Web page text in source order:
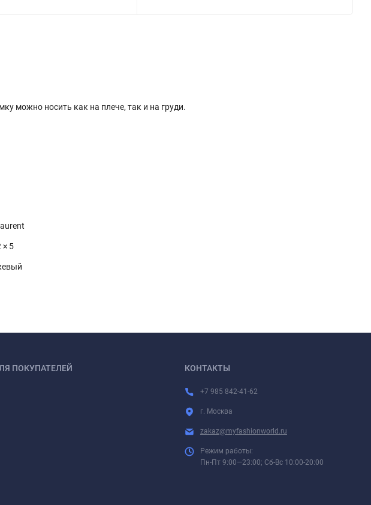
можно носить как на плече, так и на груди.
× 5
ПОКУПАТЕЛЕЙ КОНТАКТЫ
+7 985 842-41-62
г. Москва
zakaz@myfashionworld.ru
Режим работы:
Пн-Пт 9:00—23:00; Сб-Вс 10:00-20:00